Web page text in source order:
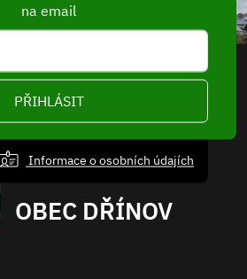
na email
PŘIHLÁSIT
Informace o osobních údajích
OBEC DŘÍNOV